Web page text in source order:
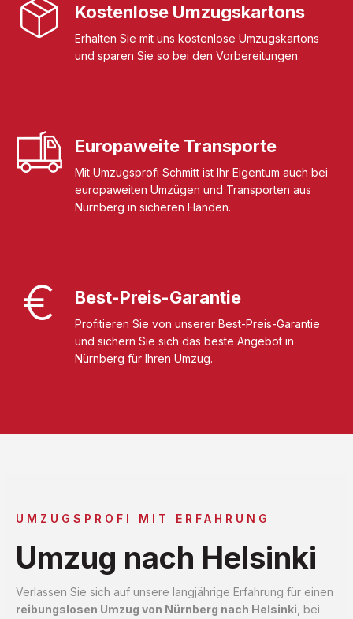
Kostenlose Umzugskartons
Erhalten Sie mit uns kostenlose Umzugskartons
und sparen Sie so bei den Vorbereitungen.
Europaweite Transporte
Mit Umzugsprofi Schmitt ist Ihr Eigentum auch bei
europaweiten Umzügen und Transporten aus
Nürnberg in sicheren Händen.
Best-Preis-Garantie
Profitieren Sie von unserer Best-Preis-Garantie
und sichern Sie sich das beste Angebot in
Nürnberg für Ihren Umzug.
UMZUGSPROFI MIT ERFAHRUNG
Umzug nach Helsinki
Verlassen Sie sich auf unsere langjährige Erfahrung für einen
reibungslosen Umzug von Nürnberg nach Helsinki , bei